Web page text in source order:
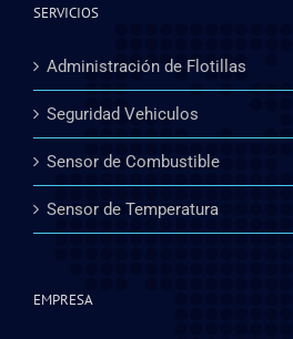
SERVICIOS
Administración de Flotillas
Seguridad Vehiculos
Sensor de Combustible
Sensor de Temperatura
EMPRESA